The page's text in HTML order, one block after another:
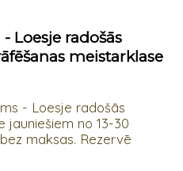
Loesje radošās
meistarklase
- Loesje radošās
jauniešiem no 13-30
maksas. Rezervē